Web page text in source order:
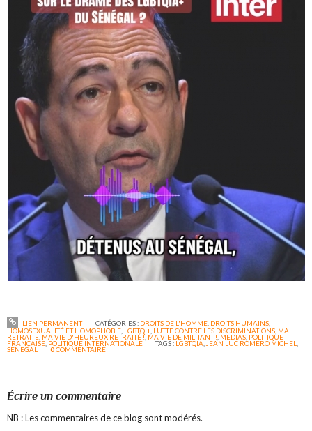
LIEN PERMANENT CATÉGORIES : DROITS DE L'HOMME, DROITS HUMAINS,
HOMOSEXUALITÉ ET HOMOPHOBIE LGBTQI+ LUTTE CONTRE LES DISCRIMINATIONS MA
RETRAITE MA VIE D'HEUREUX RETRAITÉ ! MA VIE DE MILITANT ! MEDIAS POLITIQUE
FRANÇAISE POLITIQUE INTERNATIONALE TAGS : LGBTQIA JEAN LUC ROMERO MICHEL
SENEGAL 0COMMENTAIRE
Écrire un commentaire
NB : Les commentaires de ce blog sont modérés.